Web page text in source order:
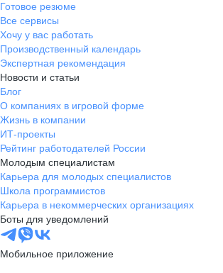
Готовое резюме
Все сервисы
Хочу у вас работать
Производственный календарь
Экспертная рекомендация
Новости и статьи
Блог
О компаниях в игровой форме
Жизнь в компании
ИТ-проекты
Рейтинг работодателей России
Молодым специалистам
Карьера для молодых специалистов
Школа программистов
Карьера в некоммерческих организациях
Боты для уведомлений
Мобильное приложение